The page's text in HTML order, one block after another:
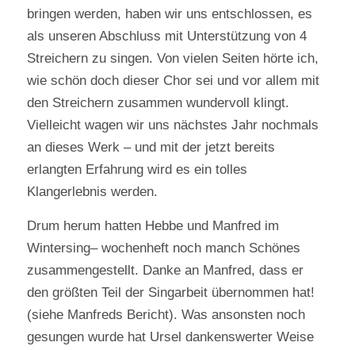
bringen werden, haben wir uns entschlossen, es
als unseren Abschluss mit Unterstützung von 4
Streichern zu singen. Von vielen Seiten hörte ich,
wie schön doch dieser Chor sei und vor allem mit
den Streichern zusammen wundervoll klingt.
Vielleicht wagen wir uns nächstes Jahr nochmals
an dieses Werk – und mit der jetzt bereits
erlangten Erfahrung wird es ein tolles
Klangerlebnis werden.
Drum herum hatten Hebbe und Manfred im
Wintersing– wochenheft noch manch Schönes
zusammengestellt. Danke an Manfred, dass er
den größten Teil der Singarbeit übernommen hat!
(siehe Manfreds Bericht). Was ansonsten noch
gesungen wurde hat Ursel dankenswerter Weise